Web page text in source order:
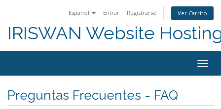
Español Entrar Registrarse Ver Carrito
IRISWAN Website
Preguntas Frecuentes - FAQ